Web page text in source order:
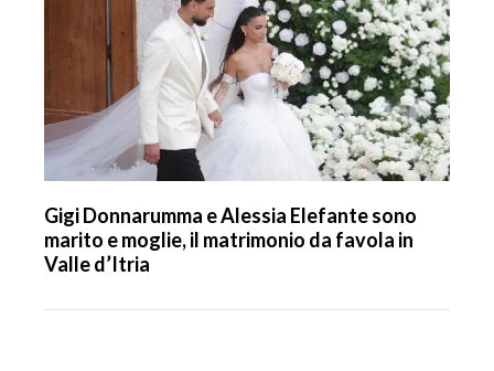
Gigi Donnarumma e Alessia Elefante sono
marito e moglie, il matrimonio da favola in
Valle d’Itria